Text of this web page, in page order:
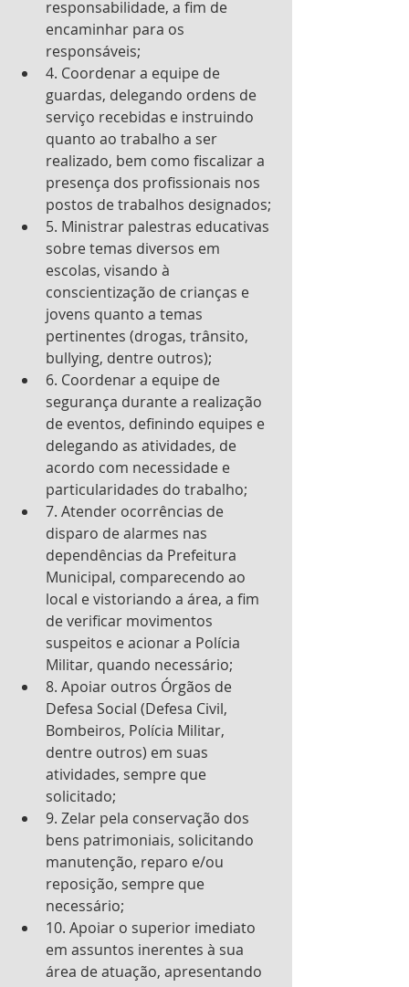
responsabilidade, a fim de
encaminhar para os
responsáveis;
4. Coordenar a equipe de
guardas, delegando ordens de
serviço recebidas e instruindo
quanto ao trabalho a ser
realizado, bem como fiscalizar a
presença dos profissionais nos
postos de trabalhos designados;
5. Ministrar palestras educativas
sobre temas diversos em
escolas, visando à
conscientização de crianças e
jovens quanto a temas
pertinentes (drogas, trânsito,
bullying, dentre outros);
6. Coordenar a equipe de
segurança durante a realização
de eventos, definindo equipes e
delegando as atividades, de
acordo com necessidade e
particularidades do trabalho;
7. Atender ocorrências de
disparo de alarmes nas
dependências da Prefeitura
Municipal, comparecendo ao
local e vistoriando a área, a fim
de verificar movimentos
suspeitos e acionar a Polícia
Militar, quando necessário;
8. Apoiar outros Órgãos de
Defesa Social (Defesa Civil,
Bombeiros, Polícia Militar,
dentre outros) em suas
atividades, sempre que
solicitado;
9. Zelar pela conservação dos
bens patrimoniais, solicitando
manutenção, reparo e/ou
reposição, sempre que
necessário;
10. Apoiar o superior imediato
em assuntos inerentes à sua
área de atuação, apresentando